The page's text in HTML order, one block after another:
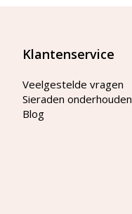
Klantenservice
Veelgestelde vragen
Sieraden onderhouden
Blog